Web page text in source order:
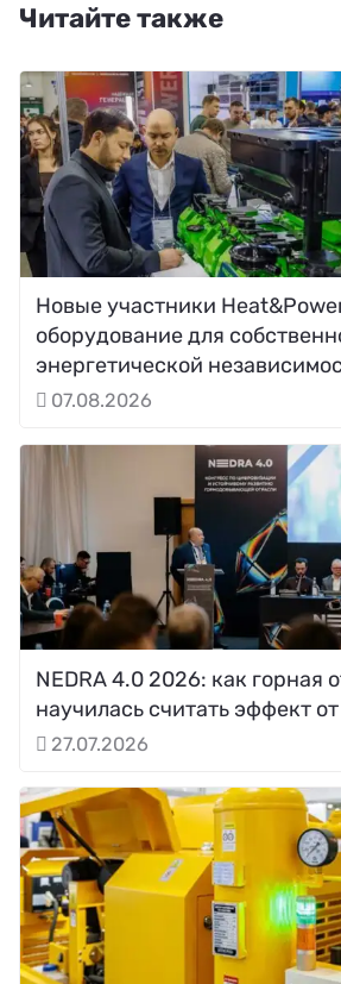
Читайте также
Новые участники
оборудование для
энергетической
07.08.2026
NEDRA 4.0 2026: как горная
научилась считать эффект
27.07.2026